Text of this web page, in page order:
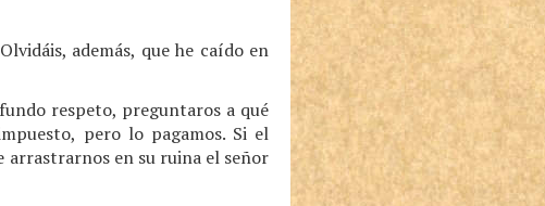
además, que he caído en
respeto, preguntaros a qué
pero lo pagamos. Si el
arrastrarnos en su ruina el señor